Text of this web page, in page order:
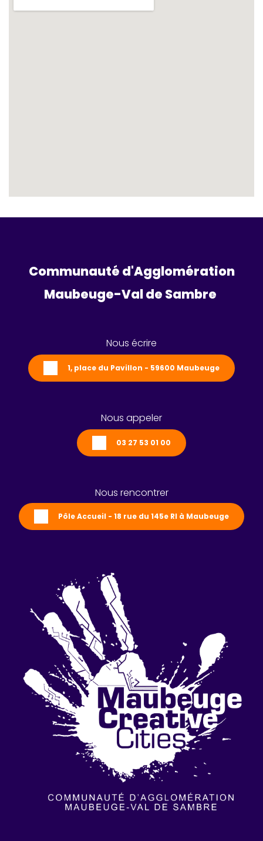
Communauté d'Agglomération
Maubeuge-Val de Sambre
Nous écrire
1, place du Pavillon - 59600 Maubeuge
Nous appeler
03 27 53 01 00
Nous rencontrer
Pôle Accueil - 18 rue du 145e RI à Maubeuge